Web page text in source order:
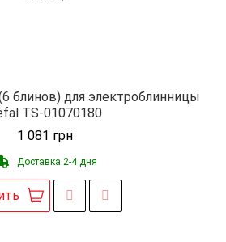
блинов) для электроблинницы
TS-01070180
1 081 грн
Доставка 2-4 дня